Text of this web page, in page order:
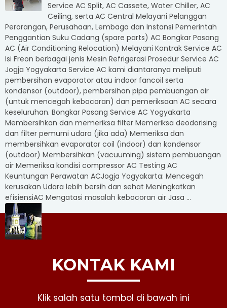
Service AC Split, AC Cassete, Water Chiller, AC
Ceiling, serta AC Central Melayani Pelanggan
Perorangan, Perusahaan, Lembaga dan Instansi Pemerintah
Penggantian Suku Cadang (spare parts) AC Bongkar Pasang
AC (Air Conditioning Relocation) Melayani Kontrak Service AC
Isi Freon berbagai jenis Mesin Refrigerasi Prosedur Service AC
Jogja Yogyakarta Service AC kami diantaranya meliputi
pembersihan evaporator atau indoor fancoil serta
kondensor (outdoor), pembersihan pipa pembuangan air
(untuk mencegah kebocoran) dan pemeriksaan AC secara
keseluruhan. Bongkar Pasang Service AC Yogyakarta
Membersihkan dan memeriksa filter Memeriksa deodorising
dan filter pemurni udara (jika ada) Memeriksa dan
membersihkan evaporator coil (indoor) dan kondensor
(outdoor) Membersihkan (vacuuming) sistem pembuangan
air Memeriksa kondisi compressor AC Testing AC
Keuntungan Perawatan ACJogja Yogyakarta: Mencegah
kerusakan Udara lebih bersih dan sehat Meningkatkan
efisiensiAC Mengatasi masalah kebocoran air Jasa ...
KONTAK KAMI
Klik salah satu tombol di bawah ini